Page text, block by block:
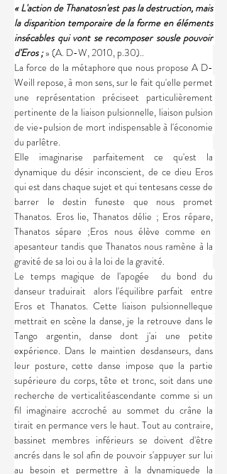
« L'action de Thanatosn'est pas la destruction, mais
la disparition temporaire de la forme en éléments
insécables qui vont se recomposer sousle pouvoir
d'Eros ; » (A. D-W, 2010, p.30)..
La force de la métaphore que nous propose A D-
Weill repose, à mon sens, sur le fait qu'elle permet
une représentation préciseet particulièrement
pertinente de la liaison pulsionnelle, liaison pulsion
de vie-pulsion de mort indispensable à l'économie
du parlêtre.
Elle imaginarise parfaitement ce qu'est la
dynamique du désir inconscient, de ce dieu Eros
qui est dans chaque sujet et qui tentesans cesse de
barrer le destin funeste que nous promet
Thanatos. Eros lie, Thanatos délie ; Eros répare,
Thanatos sépare ;Eros nous élève comme en
apesanteur tandis que Thanatos nous ramène à la
gravité de sa loi ou à la loi de la gravité.
Le temps magique de l'apogée  du bond du
danseur traduirait  alors l'équilibre parfait  entre
Eros et Thanatos. Cette liaison pulsionnelleque
mettrait en scène la danse, je la retrouve dans le
Tango argentin, danse dont j'ai une petite
expérience. Dans le maintien desdanseurs, dans
leur posture, cette danse impose que la partie
supérieure du corps, tête et tronc, soit dans une
recherche de verticalitéascendante comme si un
fil imaginaire accroché au sommet du crâne la
tirait en permance vers le haut. Tout au contraire,
bassinet membres inférieurs se doivent d'être
ancrés dans le sol afin de pouvoir s'appuyer sur lui
au besoin et permettre à la dynamiquede la